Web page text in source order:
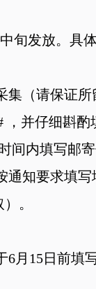
旬发放。具
（请保证
，并仔细斟
内填写邮
通知要求填
。
15日前填